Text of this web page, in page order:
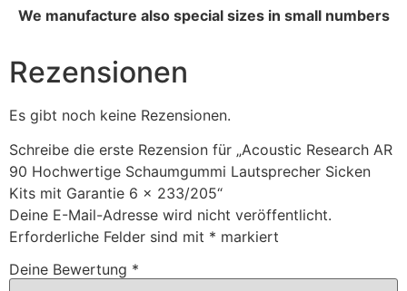
We manufacture also special sizes in small numbers
Rezensionen
Es gibt noch keine Rezensionen.
Schreibe die erste Rezension für „Acoustic Research AR
90 Hochwertige Schaumgummi Lautsprecher Sicken
Kits mit Garantie 6 x 233/205“
Deine E-Mail-Adresse wird nicht veröffentlicht.
Erforderliche Felder sind mit * markiert
Deine Bewertung *